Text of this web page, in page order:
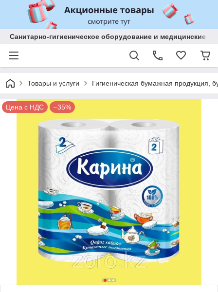
Санитарно-гигиеническое оборудование и медицинские
Товары и услуги Гигиеническая бумажная продукция,
Цена с НДС –35%